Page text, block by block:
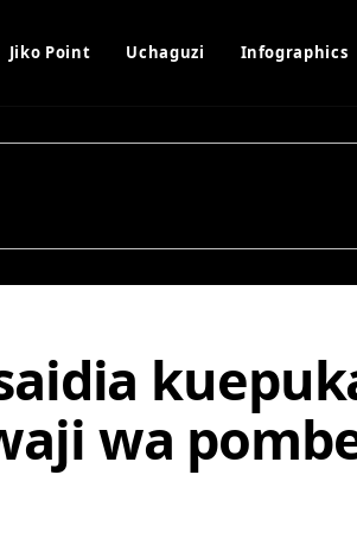
Jiko Point Uchaguzi Infographics
wa